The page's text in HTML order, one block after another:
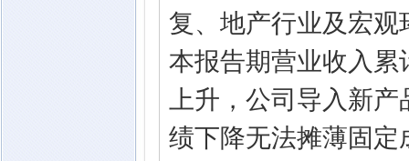
复、地产行业及宏
本报告期营业收入累
上升，公司导入新
绩下降无法摊薄固定